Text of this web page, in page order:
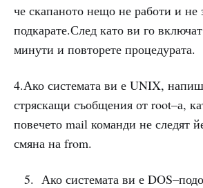
че скапаното нещо не работи и не
подкарате.След като ви го
минути и повторете процедурата.
4.Ако системата ви е UNIX,
стряскащи съобщения от root–а,
повечето mail команди не следят
смяна на from.
Ако системата ви е